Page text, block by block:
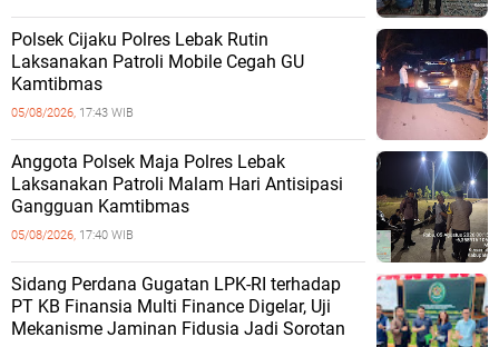
Polsek Cijaku Polres Lebak Rutin
Laksanakan Patroli Mobile Cegah GU
Kamtibmas
05/08/2026, 17:43 WIB
Anggota Polsek Maja Polres Lebak
Laksanakan Patroli Malam Hari Antisipasi
Gangguan Kamtibmas
05/08/2026, 17:40 WIB
Sidang Perdana Gugatan LPK-RI terhadap
PT KB Finansia Multi Finance Digelar, Uji
Mekanisme Jaminan Fidusia Jadi Sorotan